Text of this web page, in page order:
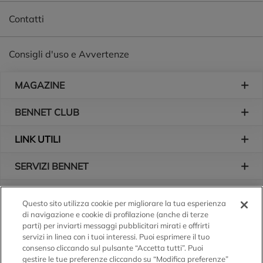
Contatti
Consigli d'uso e Avvertenze
MAGAZINE
BENNET CLUB
LINK UTILI
SERVIZI BENNET
Logo Bennet
Seguici sui nostri canali
Questo sito utilizza cookie per migliorare la tua esperienza
di navigazione e cookie di profilazione (anche di terze
parti) per inviarti messaggi pubblicitari mirati e offrirti
servizi in linea con i tuoi interessi. Puoi esprimere il tuo
consenso cliccando sul pulsante “Accetta tutti”. Puoi
gestire le tue preferenze cliccando su “Modifica preferenze”